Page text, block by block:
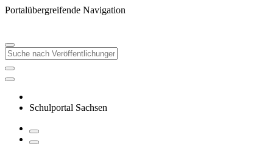
Portalübergreifende Navigation
Schulportal Sachsen